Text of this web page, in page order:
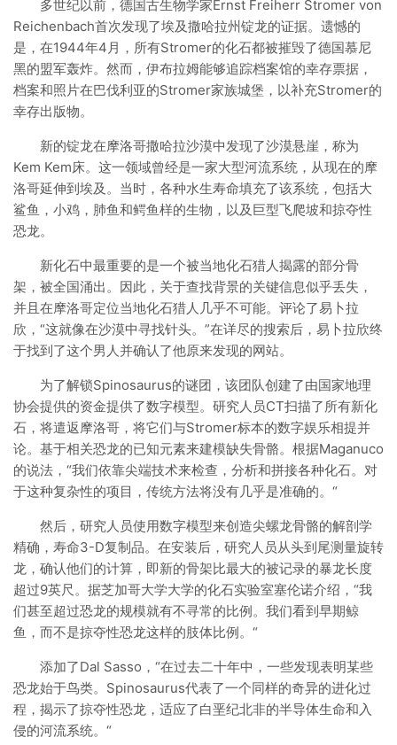
多世纪以前，德国古生物学家Ernst Freiherr Stromer von
Reichenbach首次发现了埃及撒哈拉州锭龙的证据。遗憾的
是，在1944年4月，所有Stromer的化石都被摧毁了德国慕尼
黑的盟军轰炸。然而，伊布拉姆能够追踪档案馆的幸存票据，
档案和照片在巴伐利亚的Stromer家族城堡，以补充Stromer的
幸存出版物。
新的锭龙在摩洛哥撒哈拉沙漠中发现了沙漠悬崖，称为
Kem Kem床。这一领域曾经是一家大型河流系统，从现在的摩
洛哥延伸到埃及。当时，各种水生寿命填充了该系统，包括大
鲨鱼，小鸡，肺鱼和鳄鱼样的生物，以及巨型飞爬坡和掠夺性
恐龙。
新化石中最重要的是一个被当地化石猎人揭露的部分骨
架，被全国涌出。因此，关于查找背景的关键信息似乎丢失，
并且在摩洛哥定位当地化石猎人几乎不可能。评论了易卜拉
欣，“这就像在沙漠中寻找针头。”在详尽的搜索后，易卜拉欣终
于找到了这个男人并确认了他原来发现的网站。
为了解锁Spinosaurus的谜团，该团队创建了由国家地理
协会提供的资金提供了数字模型。研究人员CT扫描了所有新化
石，将遣返摩洛哥，将它们与Stromer标本的数字娱乐相提并
论。基于相关恐龙的已知元素来建模缺失骨骼。根据Maganuco
的说法，“我们依靠尖端技术来检查，分析和拼接各种化石。对
于这种复杂性的项目，传统方法将没有几乎是准确的。“
然后，研究人员使用数字模型来创造尖螺龙骨骼的解剖学
精确，寿命3-D复制品。在安装后，研究人员从头到尾测量旋转
龙，确认他们的计算，即新的骨架比最大的被记录的暴龙长度
超过9英尺。据芝加哥大学大学的化石实验室塞伦诺介绍，“我
们甚至超过恐龙的规模就有不寻常的比例。我们看到早期鲸
鱼，而不是掠夺性恐龙这样的肢体比例。“
添加了Dal Sasso，“在过去二十年中，一些发现表明某些
恐龙始于鸟类。Spinosaurus代表了一个同样的奇异的进化过
程，揭示了掠夺性恐龙，适应了白垩纪北非的半导体生命和入
侵的河流系统。“